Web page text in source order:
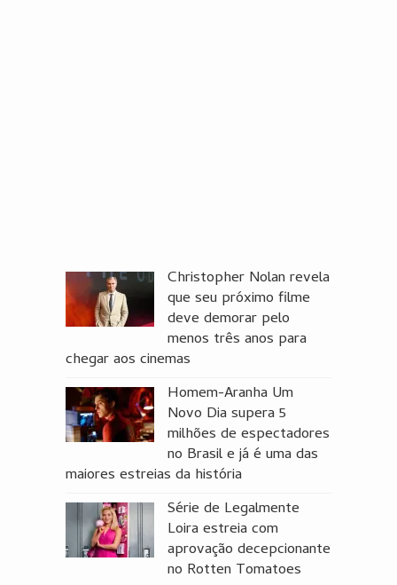
Christopher Nolan revela
que seu próximo filme
deve demorar pelo
menos três anos para
chegar aos cinemas
Homem-Aranha Um
Novo Dia supera 5
milhões de espectadores
no Brasil e já é uma das
maiores estreias da história
Série de Legalmente
Loira estreia com
aprovação decepcionante
no Rotten Tomatoes